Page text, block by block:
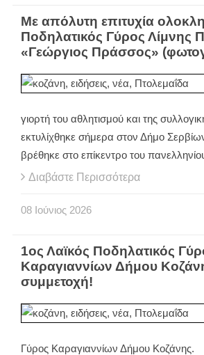
Με απόλυτη επιτυχία
Ποδηλατικός Γύρος Λίμνης
«Γεώργιος Πράσσος»
γιορτή του αθλητισμού και της
εκτυλίχθηκε σήμερα στον Δήμο
βρέθηκε στο επίκεντρο του
Διαβάστε Περισσότερα
08 Ιούνιος 2026
1ος Λαϊκός Ποδηλατικός
Καραγιαννίων Δήμου
συμμετοχή!
Γύρος Καραγιαννίων Δήμου Κοζάνης.